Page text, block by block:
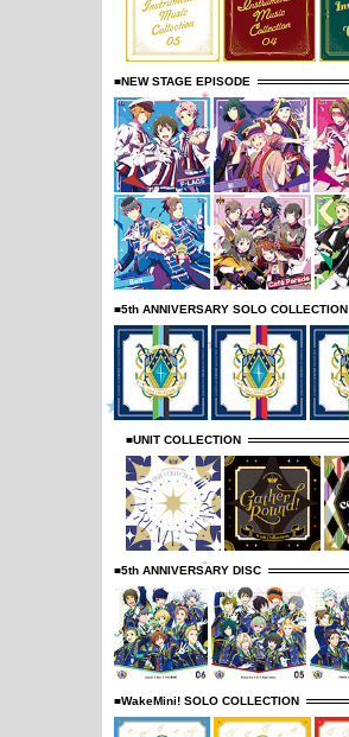
■NEW STAGE EPISODE
■5th ANNIVERSARY SOLO COLLECTION
■UNIT COLLECTION
■5th ANNIVERSARY DISC
■WakeMini! SOLO COLLECTION